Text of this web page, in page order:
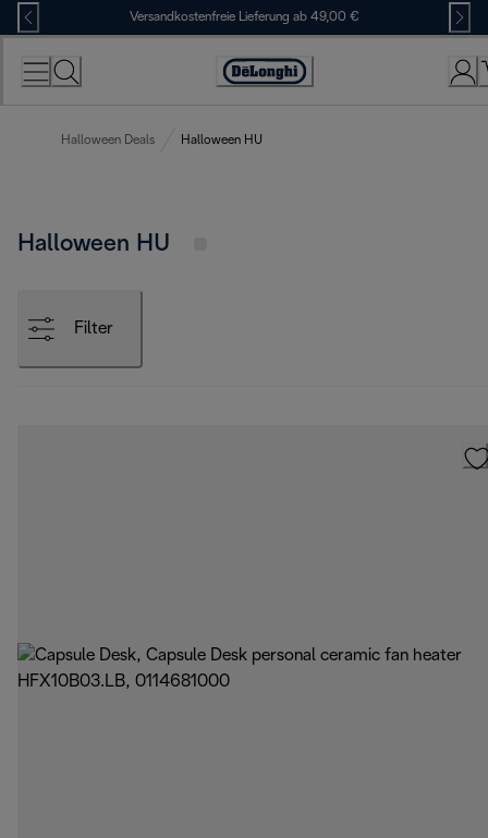
Skip
to
Content
Versandkostenfreie Lieferung ab 49,00 €
Erklärung
Zugänglichkeit
Halloween Deals Halloween HU
Halloween HU
Filter